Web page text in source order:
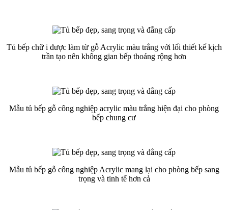
Tủ bếp chữ i được làm từ gỗ Acrylic màu trắng với lối thiết kế kịch
trần tạo nên không gian bếp thoáng rộng hơn
Mẫu tủ bếp gỗ công nghiệp acrylic màu trắng hiện đại cho phòng
bếp chung cư
Mẫu tủ bếp gỗ công nghiệp Acrylic mang lại cho phòng bếp sang
trọng và tinh tế hơn cả